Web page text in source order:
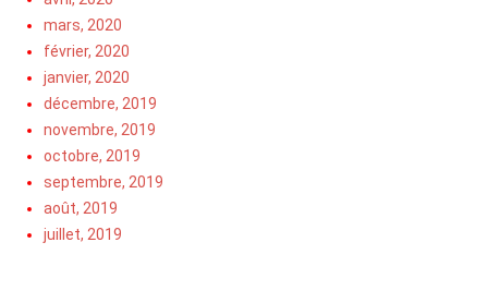
mars, 2020
février, 2020
janvier, 2020
décembre, 2019
novembre, 2019
octobre, 2019
septembre, 2019
août, 2019
juillet, 2019